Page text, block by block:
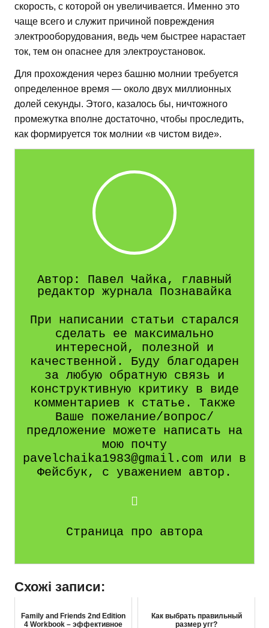
скорость, с которой он увеличивается. Именно это
чаще всего и служит причиной повреждения
электрооборудования, ведь чем быстрее нарастает
ток, тем он опаснее для электроустановок.
Для прохождения через башню молнии требуется
определенное время — около двух миллионных
долей секунды. Этого, казалось бы, ничтожного
промежутка вполне достаточно, чтобы проследить,
как формируется ток молнии «в чистом виде».
Автор: Павел Чайка, главный
редактор журнала Познавайка
При написании статьи старался
сделать ее максимально
интересной, полезной и
качественной. Буду благодарен
за любую обратную связь и
конструктивную критику в виде
комментариев к статье. Также
Ваше пожелание/вопрос/
предложение можете написать на
мою почту
pavelchaika1983@gmail.com или в
Фейсбук, с уважением автор.
Страница про автора
Схожі записи:
Family and Friends 2nd Edition
4 Workbook – эффективное
Как выбрать правильный
размер угг?